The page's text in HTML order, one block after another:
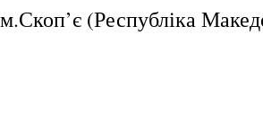
м.Скоп’є (Республіка